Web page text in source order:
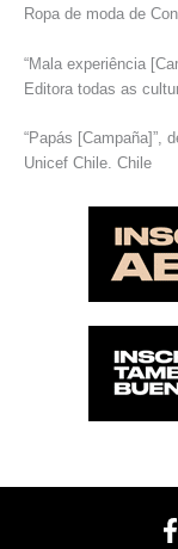
Ropa de moda de
“Mala experiência
Editora todas as
“Papás [Campaña]”,
Unicef Chile. Chile